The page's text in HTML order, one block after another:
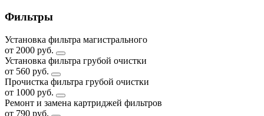
Фильтры
Установка фильтра магистрального
от 2000 руб.
Установка фильтра грубой очистки
от 560 руб.
Прочистка фильтра грубой очистки
от 1000 руб.
Ремонт и замена картриджей фильтров
от 790 руб.